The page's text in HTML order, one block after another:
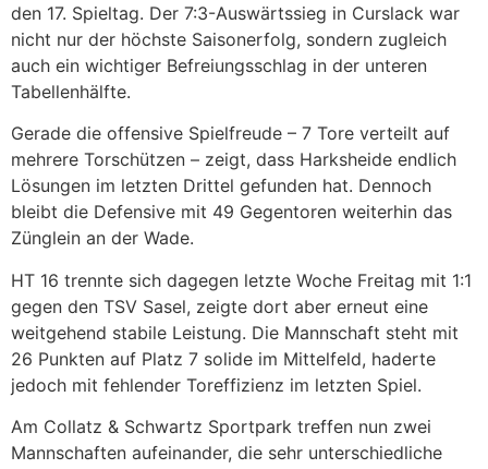
den 17. Spieltag. Der 7:3-Auswärtssieg in Curslack war
nicht nur der höchste Saisonerfolg, sondern zugleich
auch ein wichtiger Befreiungsschlag in der unteren
Tabellenhälfte.
Gerade die offensive Spielfreude – 7 Tore verteilt auf
mehrere Torschützen – zeigt, dass Harksheide endlich
Lösungen im letzten Drittel gefunden hat. Dennoch
bleibt die Defensive mit 49 Gegentoren weiterhin das
Zünglein an der Wade.
HT 16 trennte sich dagegen letzte Woche Freitag mit 1:1
gegen den TSV Sasel, zeigte dort aber erneut eine
weitgehend stabile Leistung. Die Mannschaft steht mit
26 Punkten auf Platz 7 solide im Mittelfeld, haderte
jedoch mit fehlender Toreffizienz im letzten Spiel.
Am Collatz & Schwartz Sportpark treffen nun zwei
Mannschaften aufeinander, die sehr unterschiedliche